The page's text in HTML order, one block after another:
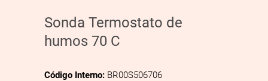
Sonda Termostato de
humos 70 C
Código Interno: BR00S506706